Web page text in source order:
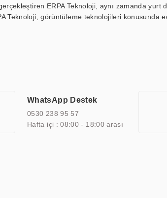
ERPA Teknoloji, aynı zamanda
Teknoloji, görüntüleme teknolojileri konusunda
kalite belgelerine ve sertifikalara sahip
özel çözümleri ile iş ortaklarının öne
WhatsApp Destek
0530 238 95 57
Hafta içi : 08:00 - 18:00 arası